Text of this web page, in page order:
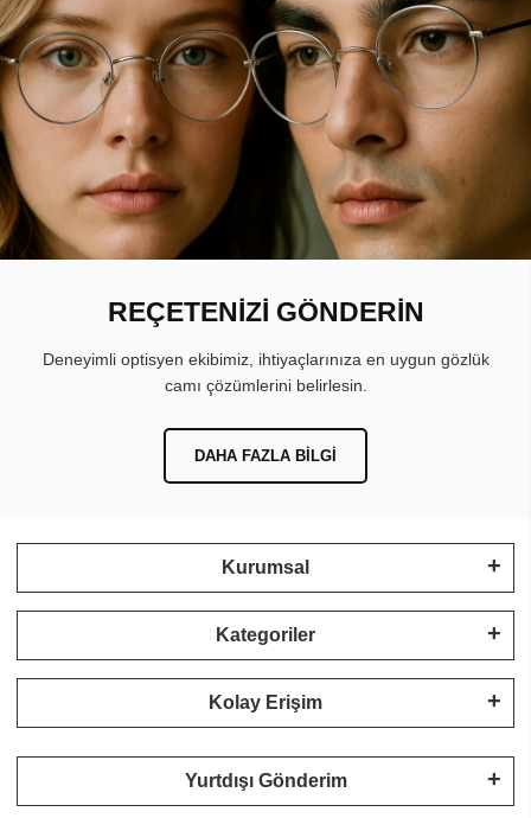
REÇETENİZİ GÖNDERİN
Deneyimli optisyen ekibimiz, ihtiyaçlarınıza en uygun gözlük
camı çözümlerini belirlesin.
DAHA FAZLA BILGI
Kurumsal
Kategoriler
Kolay Erişim
Yurtdışı Gönderim